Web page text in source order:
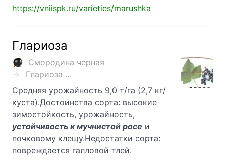
https://vniispk.ru/varieties/marushka
Глариоза
Смородина черная
Глариоза ...
Средняя урожайность 9,0 т/га (2,7 кг/
куста).Достоинства сорта: высокие
зимостойкость, урожайность,
устойчивость к мучнистой росе и
почковому клещу.Недостатки сорта:
повреждается галловой тлей.